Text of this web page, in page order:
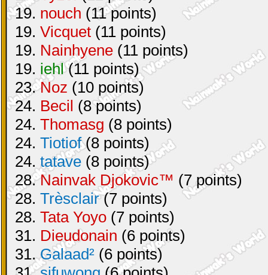
19. nouch (11 points)
19. Vicquet (11 points)
19. Nainhyene (11 points)
19. iehl(11 points)
23.Noz (10 points)
24. Becil (8 points)
24. Thomasg (8 points)
24. Tiotiof(8 points)
24. tatave (8 points)
28.Nainvak Djokovic™ (7 points)
28. Trèsclair(7 points)
28. Tata Yoyo (7 points)
31. Dieudonain (6 points)
31.Galaad² (6 points)